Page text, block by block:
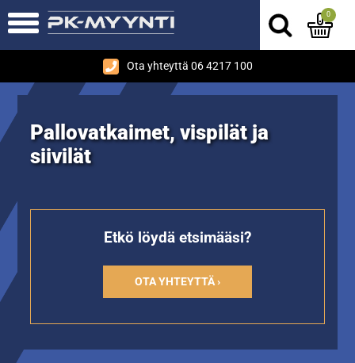
Ota yhteyttä 06 4217 100
0
Pallovatkaimet, vispilät ja
siivilät
Etkö löydä etsimääsi?
OTA YHTEYTTÄ ›